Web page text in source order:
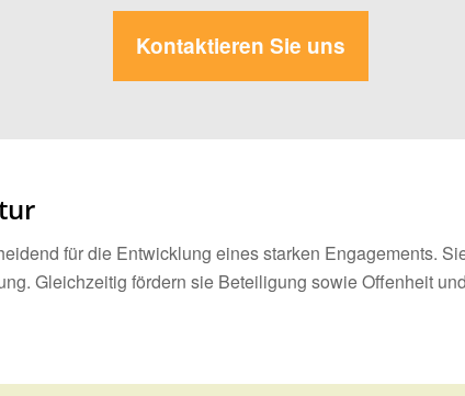
Kontaktieren Sie uns
für die Entwicklung eines starken Engagements.
Gleichzeitig fördern sie Beteiligung sowie Offenheit